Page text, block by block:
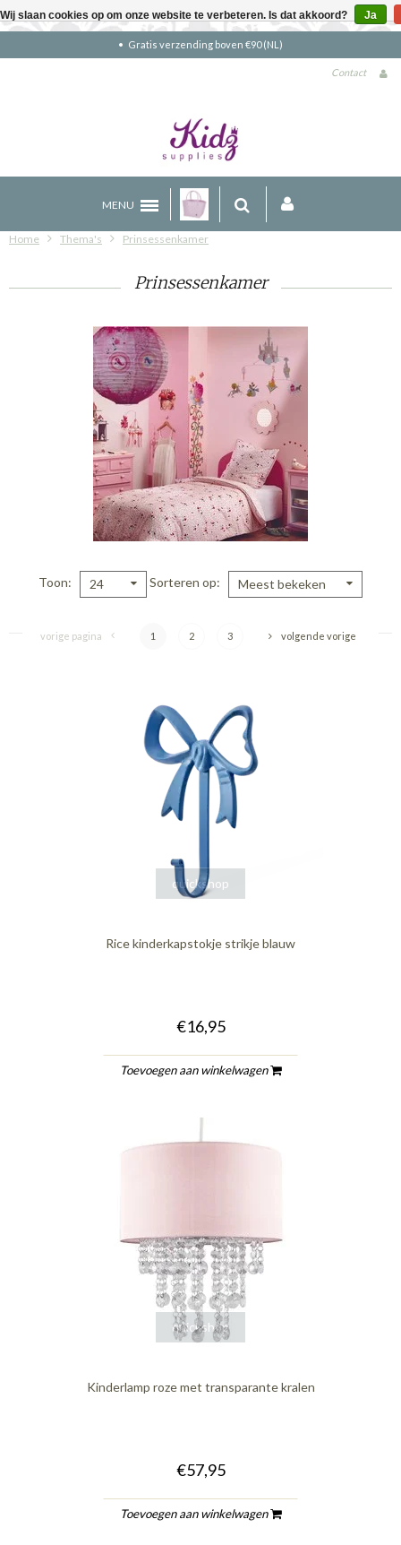
Gratis verzending boven €90 (NL)
Contact
MENU
Home Thema's Prinsessenkamer
Prinsessenkamer
Toon 24 Sorteren op Meest bekeken
vorige pagina 1 2 3 volgende vorige
quickshop
Rice kinderkapstokje strikje blauw
€16,95
Toevoegen aan winkelwagen
quickshop
Kinderlamp roze met transparante kralen
€57,95
Toevoegen aan winkelwagen
Wij slaan cookies op om onze website te verbeteren. Is dat akkoord? Ja